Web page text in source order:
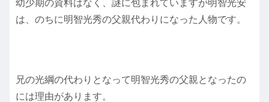
幼少期の資料はなく、謎に包まれていますが明智光安
は、のちに明智光秀の父親代わりになった人物です。
兄の光綱の代わりとなって明智光秀の父親となったの
には理由があります。